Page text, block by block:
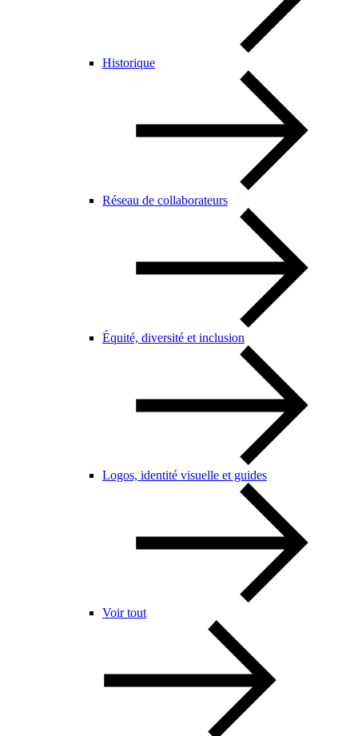
Historique
Réseau de collaborateurs
Équité, diversité et inclusion
Logos, identité visuelle et guides
Voir tout